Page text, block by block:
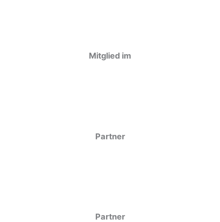
Mitglied im
Partner
Partner